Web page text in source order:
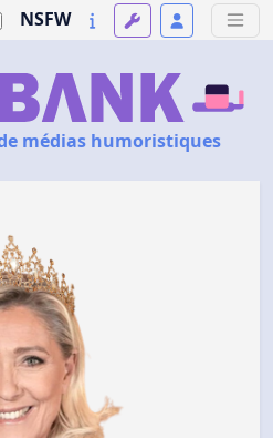
NSFW
médias humoristiques